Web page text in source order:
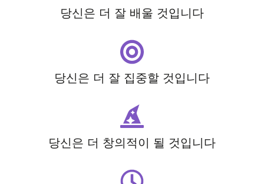
당신은 더 잘 배울 것입니다
당신은 더 잘 집중할 것입니다
당신은 더 창의적이 될 것입니다